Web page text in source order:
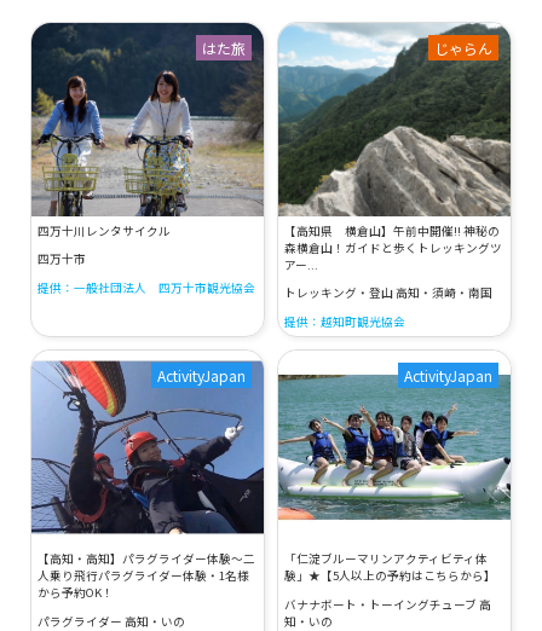
四万十川レンタサイクル
四万十市
提供：一般社団法人 四万十市観光協会
はた旅
【高知県 横倉山】午前中開催!! 神秘の
森横倉山！ガイドと歩くトレッキングツ
アー...
トレッキング・登山 高知・須崎・南国
提供：越知町観光協会
じゃらん
【高知・高知】パラグライダー体験～二
人乗り飛行パラグライダー体験・1名様
から予約OK！
パラグライダー 高知・いの
ActivityJapan
「仁淀ブルーマリンアクティビティ体
験」★【5人以上の予約はこちらから】
バナナボート・トーイングチューブ 高
知・いの
ActivityJapan